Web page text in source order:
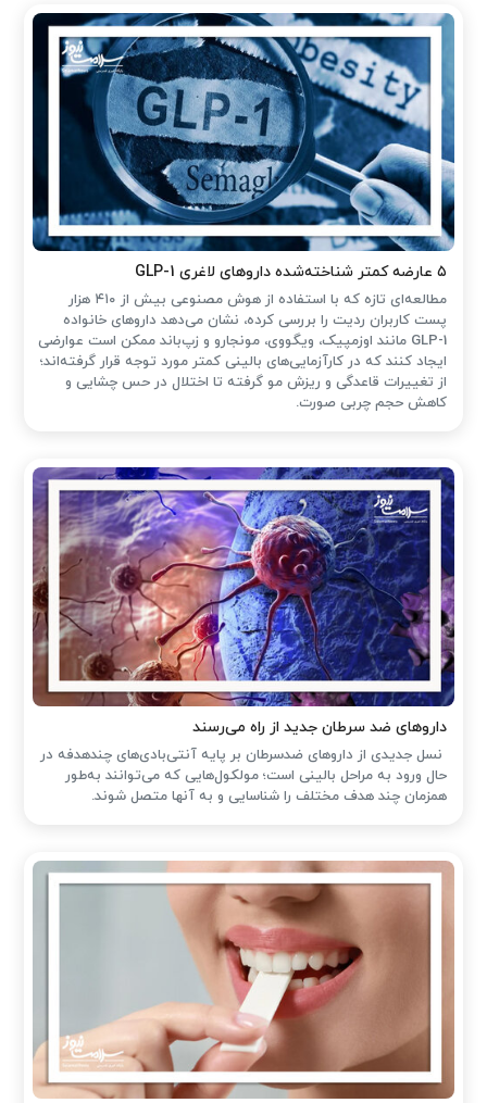
۵ عارضه کمتر شناخته‌شده داروهای لاغری GLP-1
مطالعه‌ای تازه که با استفاده از هوش مصنوعی بیش از ۴۱۰ هزار
پست کاربران ردیت را بررسی کرده، نشان می‌دهد داروهای خانواده
GLP-1 مانند اوزمپیک، ویگووی، مونجارو و زپ‌باند ممکن است عوارضی
ایجاد کنند که در کارآزمایی‌های بالینی کمتر مورد توجه قرار گرفته‌اند؛
از تغییرات قاعدگی و ریزش مو گرفته تا اختلال در حس چشایی و
کاهش حجم چربی صورت.
داروهای ضد سرطان جدید از راه می‌رسند
نسل جدیدی از داروهای ضدسرطان بر پایه آنتی‌بادی‌های چندهدفه در
حال ورود به مراحل بالینی است؛ مولکول‌هایی که می‌توانند به‌طور
همزمان چند هدف مختلف را شناسایی و به آنها متصل شوند.